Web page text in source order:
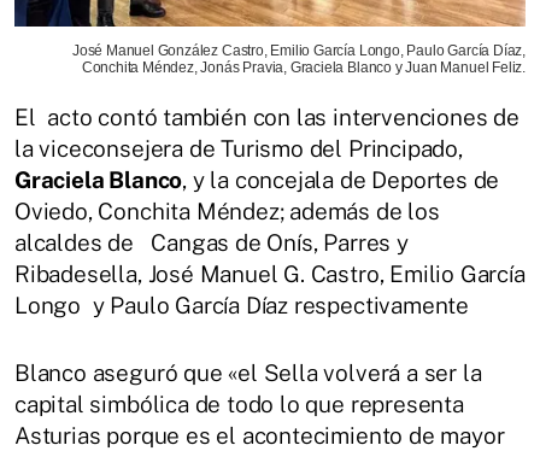
José Manuel González Castro, Emilio García Longo, Paulo García Díaz,
Conchita Méndez, Jonás Pravia, Graciela Blanco y Juan Manuel Feliz.
El acto contó también con las intervenciones de
la viceconsejera de Turismo del Principado,
Graciela Blanco, y la concejala de Deportes de
Oviedo, Conchita Méndez; además de los
alcaldes de Cangas de Onís, Parres y
Ribadesella, José Manuel G. Castro, Emilio García
Longo y Paulo García Díaz respectivamente
Blanco aseguró que «el Sella volverá a ser la
capital simbólica de todo lo que representa
Asturias porque es el acontecimiento de mayor